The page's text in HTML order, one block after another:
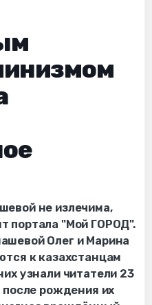
не излечима,
портала "Мой ГОРОД".
Олег и Марина
к казахстанцам
узнали читатели 23
после рождения их